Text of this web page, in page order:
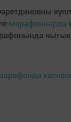
марафоннарда